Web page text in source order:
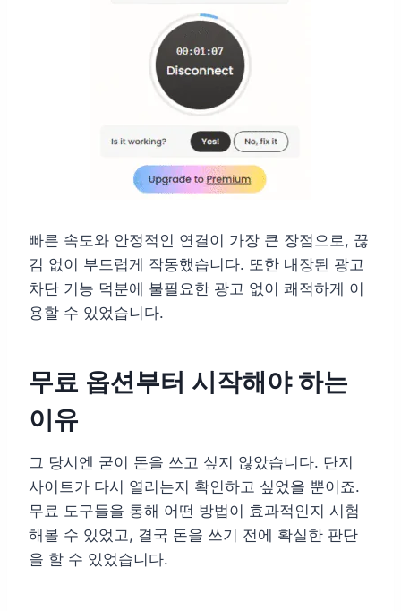
빠른 속도와 안정적인 연결이 가장 큰 장점으로, 끊
김 없이 부드럽게 작동했습니다. 또한 내장된 광고
차단 기능 덕분에 불필요한 광고 없이 쾌적하게 이
용할 수 있었습니다.
무료 옵션부터 시작해야 하는
이유
그 당시엔 굳이 돈을 쓰고 싶지 않았습니다. 단지
사이트가 다시 열리는지 확인하고 싶었을 뿐이죠.
무료 도구들을 통해 어떤 방법이 효과적인지 시험
해볼 수 있었고, 결국 돈을 쓰기 전에 확실한 판단
을 할 수 있었습니다.